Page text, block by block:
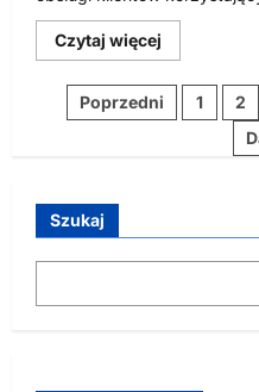
Czytaj więcej
się
o
Ogicom
obsłuży
Stronicowanie
Poprzedni 1 2
Szukaj